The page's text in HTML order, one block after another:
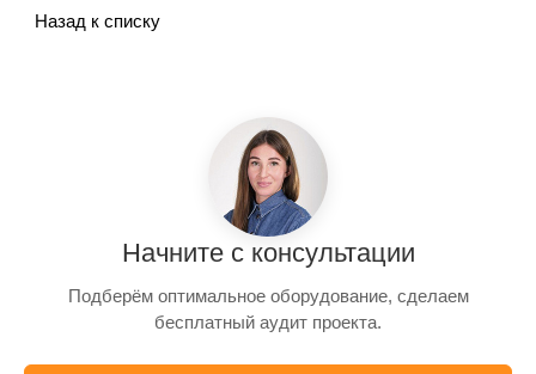
Назад к списку
Начните с консультации
Подберём оптимальное оборудование, сделаем
бесплатный аудит проекта.